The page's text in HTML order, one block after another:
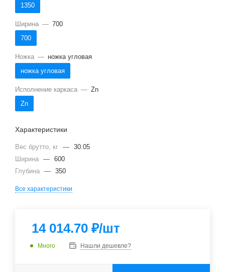
1350
Ширина — 700
700
Ножка — ножка угловая
ножка угловая
Исполнение каркаса — Zn
Zn
Характеристики
Вес брутто, кг — 30.05
Ширина — 600
Глубина — 350
Все характеристики
14 014.70 ₽/шт
Много Нашли дешевле?